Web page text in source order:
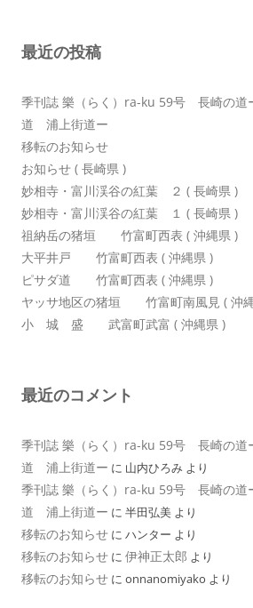
ン
最近の投稿
季刊誌 樂（らく）ra-ku 59号 長崎の
道 浦上街道ー
移転のお知らせ
お知らせ ( 長崎県 )
妙相寺・富川渓谷の紅葉 ２ ( 長崎県 )
妙相寺・富川渓谷の紅葉 １ ( 長崎県 )
祖納岳の猪垣 竹富町西表 ( 沖縄県 )
大平井戸 竹富町西表 ( 沖縄県 )
ピサダ道 竹富町西表 ( 沖縄県 )
ヤッサ地区の猪垣 竹富町南風見 ( 沖
小 城 盛 武富町武富 ( 沖縄県 )
最近のコメント
季刊誌 樂（らく）ra-ku 59号 長崎の
道 浦上街道ー に 山内ひろみ より
季刊誌 樂（らく）ra-ku 59号 長崎の
道 浦上街道ー に 半田弘美 より
移転のお知らせ に ハンター より
移転のお知らせ に 伊神正太郎 より
移転のお知らせ に onnanomiyako より